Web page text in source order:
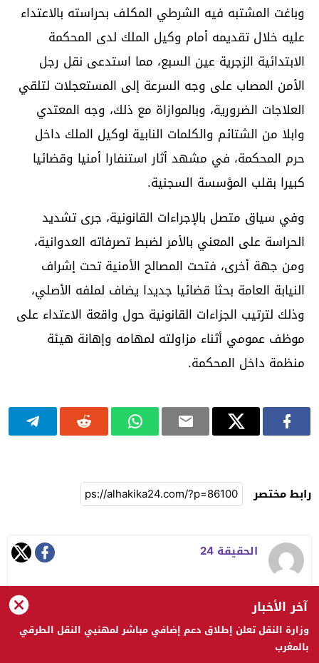
وباغت المشتبه فيه الشرطي المكلف بحراسته بالاعتداء
عليه خلال تقديمه أمام وكيل الملك لدى المحكمة
الابتدائية الزجرية عين السبع، مما استدعى نقل رجل
الأمن المصاب على وجه السرعة إلى المستعجلات لتلقي
العلاجات الضرورية، وبالموازاة مع ذلك، وجه المعتدي
وابلا من الشتائم والكلمات النابية لوكيل الملك داخل
حرم المحكمة، في مشهد أثار استنفارا أمنيا وقضائيا
كبيرا بقلب المؤسسة السجنية.
وفي سياق متصل بالإجراءات القانونية، جرى تشديد
الحراسة على المعني بالأمر لضبط تصرفاته العدوانية،
ومن جهة أخرى، فتحت المصالح الأمنية تحت إشراف
النيابة العامة بحثا قضائيا جديدا يضاف لملفه الأصلي،
وذلك لترتيب الجزاءات القانونية حول واقعة الاعتداء على
موظف عمومي أثناء مزاولته لمهامه وإهانة هيئة
منظمة داخل المحكمة.
رابط مختصر
الحقيقة 24
الحقيقة 24 © 2023 جميع الحقوق محفوظة
آخر الأخبار
وزارة النقل تعلن إطلاق دعم إضافي مباشر لمهنيي النقل الطرقي
بالمغرب